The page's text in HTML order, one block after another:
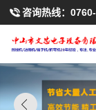
咨询热线：